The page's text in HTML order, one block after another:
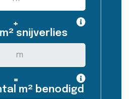
+
snijverlies
=
m² benodigd